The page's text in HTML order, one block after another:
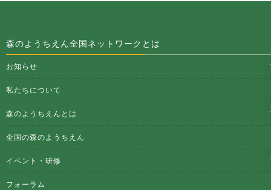
森のようちえん全国ネットワークとは
お知らせ
私たちについて
森のようちえんとは
全国の森のようちえん
イベント・研修
フォーラム